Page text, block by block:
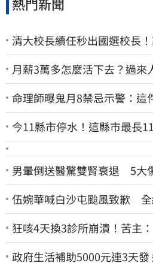
熱門新聞
清大校長續任秒出國選校長
月薪3萬多怎麼活下去？過來
命理師曝鬼月8禁忌示警：這
今11縣市停水！這縣市最長
男暈倒送醫驚雙腎衰退 5大
伍婉華喊白沙屯颱風致歉
狂咳4天換3診所崩潰！苦主
政府生活補助5000元連3天發